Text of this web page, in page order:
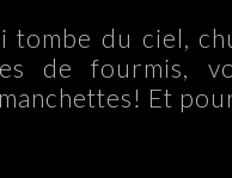
tombe du ciel,
de fourmis,
Et